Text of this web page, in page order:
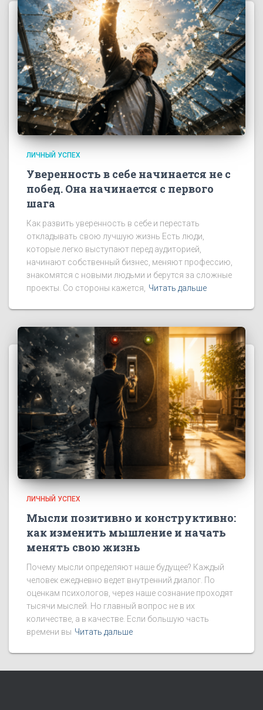
ЛИЧНЫЙ УСПЕХ
Уверенность в себе начинается не с
побед. Она начинается с первого
шага
Как развить уверенность в себе и перестать
откладывать свою лучшую жизнь Есть люди,
которые легко выступают перед аудиторией,
начинают собственный бизнес, меняют профессию,
знакомятся с новыми людьми и берутся за сложные
проекты. Со стороны кажется, Читать дальше
ЛИЧНЫЙ УСПЕХ
Мысли позитивно и конструктивно:
как изменить мышление и начать
менять свою жизнь
Почему мысли определяют наше будущее? Каждый
человек ежедневно ведет внутренний диалог. По
оценкам психологов, через наше сознание проходят
тысячи мыслей. Но главный вопрос не в их
количестве, а в качестве. Если большую часть
времени вы Читать дальше